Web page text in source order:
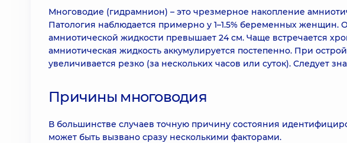
Многоводие (гидрамнион) – это чрезмерное накопление
Патология наблюдается примерно у 1–1.5% беременных женщин.
амниотической жидкости превышает 24 см. Чаще встречается
амниотическая жидкость аккумулируется постепенно. При
увеличивается резко (за нескольких часов или суток). Следует
Причины многоводия
В большинстве случаев точную причину состояния
может быть вызвано сразу несколькими факторами.